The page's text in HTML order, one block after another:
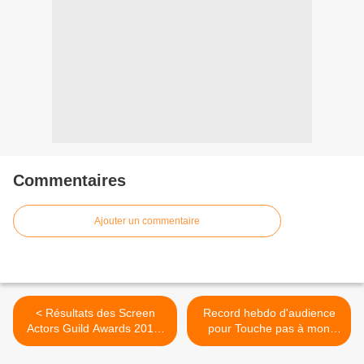
Commentaires
Ajouter un commentaire
< Résultats des Screen
Actors Guild Awards 2013,
catégorie télévision.
Record hebdo d'audience
pour Touche pas à mon
poste. >